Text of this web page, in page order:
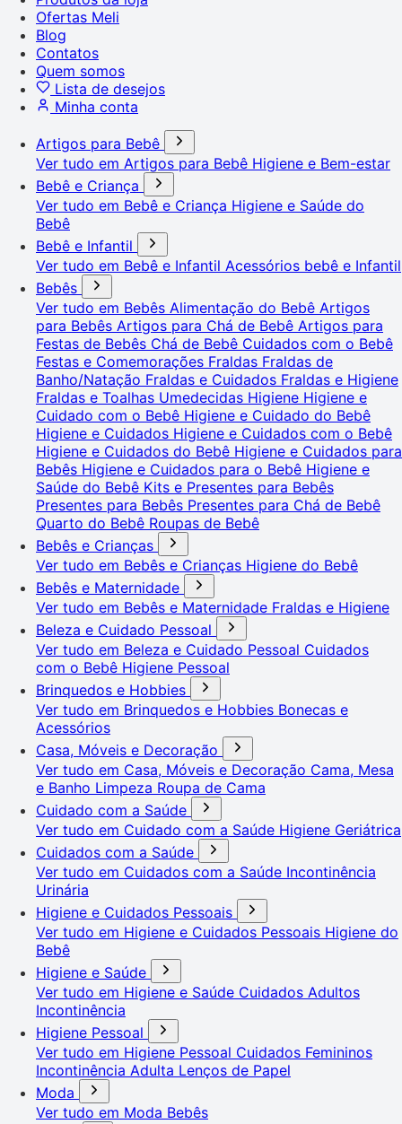
Ofertas Meli
Blog
Contatos
Quem somos
Lista de desejos
Minha conta
Artigos para Bebê
Ver tudo em Artigos para Bebê Higiene e Bem-estar
Bebê e Criança
Ver tudo em Bebê e Criança Higiene e Saúde do
Bebê
Bebê e Infantil
Ver tudo em Bebê e Infantil Acessórios bebê e Infantil
Bebês
Ver tudo em Bebês Alimentação do Bebê Artigos
para Bebês Artigos para Chá de Bebê Artigos para
Festas de Bebês Chá de Bebê Cuidados com o Bebê
Festas e Comemorações Fraldas Fraldas de
Banho/Natação Fraldas e Cuidados Fraldas e Higiene
Fraldas e Toalhas Umedecidas Higiene Higiene e
Cuidado com o Bebê Higiene e Cuidado do Bebê
Higiene e Cuidados Higiene e Cuidados com o Bebê
Higiene e Cuidados do Bebê Higiene e Cuidados para
Bebês Higiene e Cuidados para o Bebê Higiene e
Saúde do Bebê Kits e Presentes para Bebês
Presentes para Bebês Presentes para Chá de Bebê
Quarto do Bebê Roupas de Bebê
Bebês e Crianças
Ver tudo em Bebês e Crianças Higiene do Bebê
Bebês e Maternidade
Ver tudo em Bebês e Maternidade Fraldas e Higiene
Beleza e Cuidado Pessoal
Ver tudo em Beleza e Cuidado Pessoal Cuidados
com o Bebê Higiene Pessoal
Brinquedos e Hobbies
Ver tudo em Brinquedos e Hobbies Bonecas e
Acessórios
Casa, Móveis e Decoração
Ver tudo em Casa, Móveis e Decoração Cama, Mesa
e Banho Limpeza Roupa de Cama
Cuidado com a Saúde
Ver tudo em Cuidado com a Saúde Higiene Geriátrica
Cuidados com a Saúde
Ver tudo em Cuidados com a Saúde Incontinência
Urinária
Higiene e Cuidados Pessoais
Ver tudo em Higiene e Cuidados Pessoais Higiene do
Bebê
Higiene e Saúde
Ver tudo em Higiene e Saúde Cuidados Adultos
Incontinência
Higiene Pessoal
Ver tudo em Higiene Pessoal Cuidados Femininos
Incontinência Adulta Lenços de Papel
Moda
Ver tudo em Moda Bebês